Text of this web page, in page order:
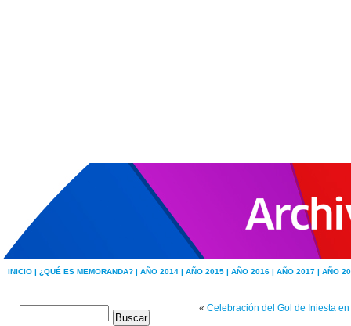
INICIO | ¿QUÉ ES MEMORANDA? | AÑO 2014 | AÑO 2015 | AÑO 2016 | AÑO 2017 | AÑO
« Celebración del Gol de Iniesta